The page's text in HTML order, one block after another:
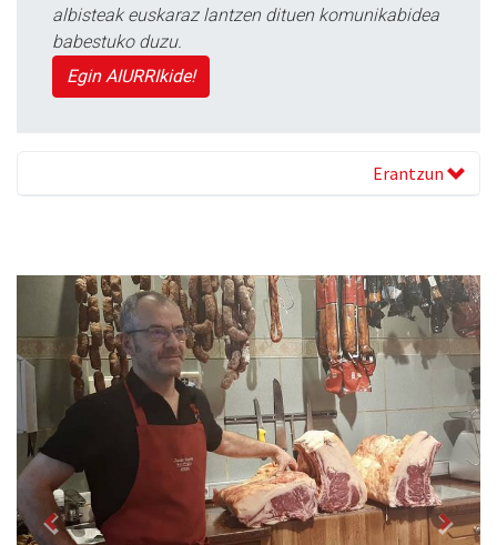
albisteak euskaraz lantzen dituen komunikabidea
babestuko duzu.
Egin AIURRIkide!
Erantzun
Previous Next